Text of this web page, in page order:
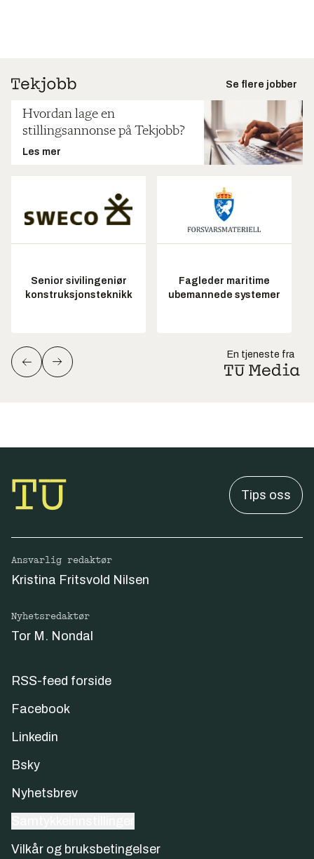
Se flere jobber
Hvordan lage en
stillingsannonse på Tekjobb?
Les mer
Senior sivilingeniør
konstruksjonsteknikk
Fagleder maritime
ubemannede systemer
En tjeneste fra
Tips oss
Ansvarlig redaktør
Kristina Fritsvold Nilsen
Nyhetsredaktør
Tor M. Nondal
RSS-feed forside
Facebook
Linkedin
Bsky
Nyhetsbrev
Vilkår og bruksbetingelser